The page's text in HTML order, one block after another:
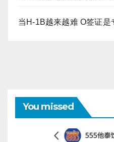
当H-1B越来越难 O签证是
You missed